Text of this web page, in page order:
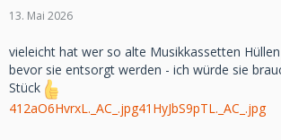
13. Mai 2026
vieleicht hat wer so alte Musikkassetten
bevor sie entsorgt werden - ich würde sie
Stück
412aO6HvrxL._AC_.jpg41HyJbS9pTL._AC_.jpg